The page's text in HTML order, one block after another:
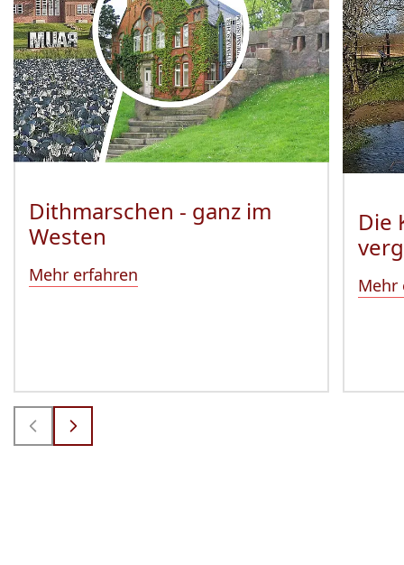
Dithmarschen - ganz im
Westen
Mehr erfahren
Die
Mehr